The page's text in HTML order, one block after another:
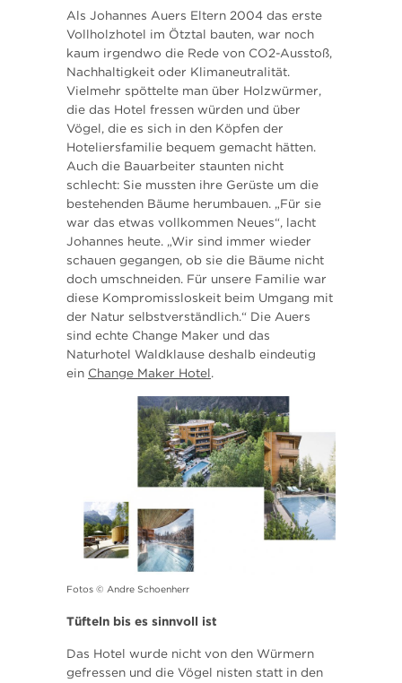
Als Johannes Auers Eltern 2004 das erste
Vollholzhotel im Ötztal bauten, war noch
kaum irgendwo die Rede von CO2-Ausstoß,
Nachhaltigkeit oder Klimaneutralität.
Vielmehr spöttelte man über Holzwürmer,
die das Hotel fressen würden und über
Vögel, die es sich in den Köpfen der
Hoteliersfamilie bequem gemacht hätten.
Auch die Bauarbeiter staunten nicht
schlecht: Sie mussten ihre Gerüste um die
bestehenden Bäume herumbauen. „Für sie
war das etwas vollkommen Neues“, lacht
Johannes heute. „Wir sind immer wieder
schauen gegangen, ob sie die Bäume nicht
doch umschneiden. Für unsere Familie war
diese Kompromissloskeit beim Umgang mit
der Natur selbstverständlich.“ Die Auers
sind echte Change Maker und das
Naturhotel Waldklause deshalb eindeutig
ein Change Maker Hotel.
Fotos © Andre Schoenherr
Tüfteln bis es sinnvoll ist
Das Hotel wurde nicht von den Würmern
gefressen und die Vögel nisten statt in den